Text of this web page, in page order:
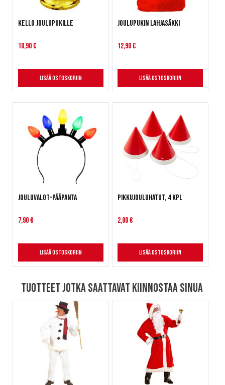
Kello joulupukille
10,90 €
Lisää ostoskoriin
Joulupukin lahjasäkki
12,90 €
Lisää ostoskoriin
Jouluvalot-pääpanta
7,90 €
Lisää ostoskoriin
Pikkujouluhatut, 4 kpl
2,90 €
Lisää ostoskoriin
Tuotteet jotka saattavat kiinnostaa sinua